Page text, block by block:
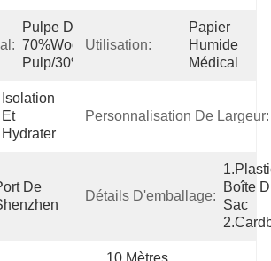
Pulpe De
70%Wood
Pulp/30%Cotton
Utilisation:
Papier
Humide
Médical
Isolation
Et
Hydrater
Personnalisation De Largeur:
De
Détails D'emballage:
Boîte
Sac
10 Mètres